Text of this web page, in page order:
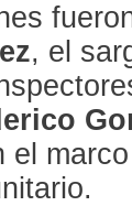
, el
el